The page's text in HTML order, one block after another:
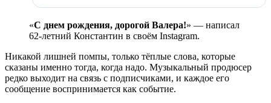
«С днем рождения, дорогой Валера!» — написал
62-летний Константин в своём Instagram.
Никакой лишней помпы, только тёплые слова, которые
сказаны именно тогда, когда надо. Музыкальный продюсер
редко выходит на связь с подписчиками, и каждое его
сообщение воспринимается как событие.